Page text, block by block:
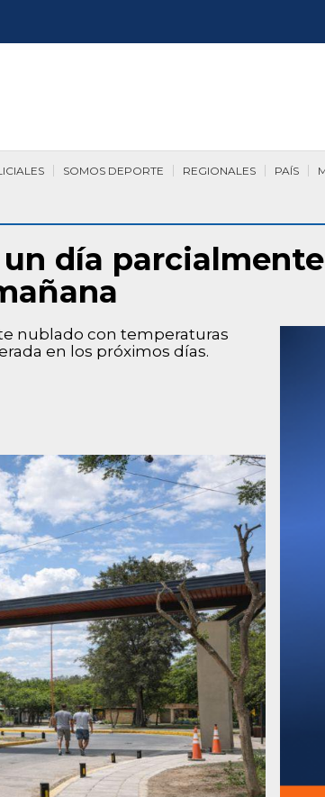
PAÍS
REGIONALES
SOMOS DEPORTE
día
nublado con temperaturas
en los próximos días.